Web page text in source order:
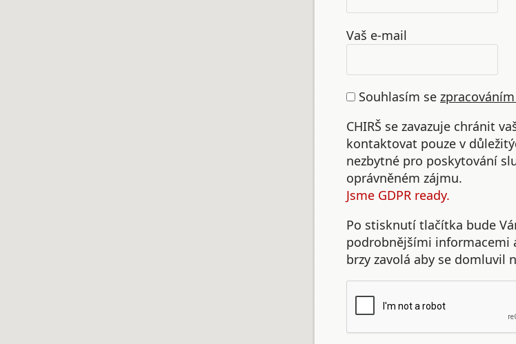
Vaš e-mail
Souhlasím se
CHIRŠ se zavazuje chránit
kontaktovat pouze v
nezbytné pro poskytování
oprávněném zájmu.
Jsme GDPR ready.
Po stisknutí tlačítka bude
podrobnějšími informacemi
brzy zavolá aby se domluvil